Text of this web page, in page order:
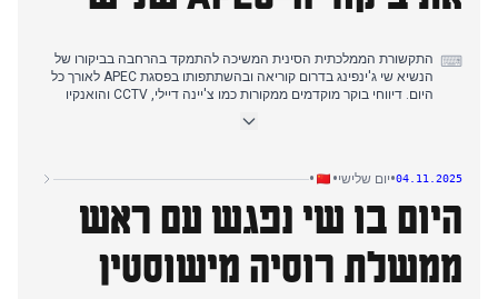
⌨ התקשורת הממלכתית הסינית המשיכה להתמקד בהרחבה בביקורו של
הנשיא שי ג'ינפינג בדרום קוריאה ובהשתתפותו בפסגת APEC לאורך כל
היום. דיווחי בוקר מוקדמים ממקורות כמו צ'יינה דיילי, CCTV והואנקיו
בשיתוף הפעולה באסיה-פסיפיק. זה המשיך קו עריכה עקבי מימים
(בסינית) והואנקיו פרסמו "סרטי תמונות" על מסעו של שי לדרום קוריאה.
פירטה מדיניות כניסה ללא ויזה, בעוד סאות' צ'יינה מורנינג פוסט דיווח
על ייצור הרובוטים התעשייתיים של סין ואבני דרך בעצמאות אנרגטית.
DW Chinese, לעומת זאת, הציג נקודת מבט ביקורתית על אסטרטגיית
דרום קוריאה בתוך התחרות בין ארה"ב לסין ועל פרטי פגישת שי-טראמפ.
סקרט צ'יינה סיפק דיווחים ביקורתיים ביותר, כולל רגע מביך לכאורה עבור
04.11.2025
•יום שלישי•
•
היום בו שי נפגש עם ראש
ממשלת רוסיה מישוסטין